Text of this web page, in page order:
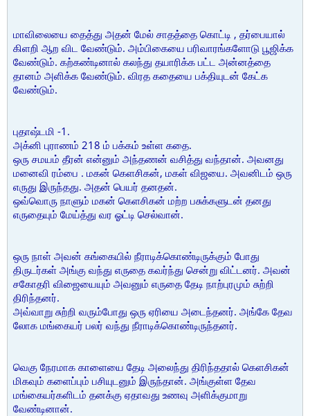
மாவிலையை தைத்து அதன் மேல் சாதத்தை கொட்டி , தர்பையால்
கிளறி ஆற விட வேண்டும். அம்பிகையை பரிவாரங்களோடு பூஜிக்க
வேண்டும். கற்கண்டினால் கலந்து தயாரிக்க பட்ட அன்னத்தை
தானம் அளிக்க வேண்டும். விரத கதையை பக்தியுடன் கேட்க
வேண்டும்.
புதாஷ்டமி -1.
அக்னி புராணம் 218 ம் பக்கம் உள்ள கதை.
ஒரு சமயம் தீரன் என்னும் அந்தணன் வசித்து வந்தான். அவனது
மனைவி ரம்பை . மகன் கெளசிகன், மகள் விஜயை. அவனிடம் ஒரு
எருது இருந்தது. அதன் பெயர் தனதன்.
ஒவ்வொரு நாளும் மகன் கெளசிகன் மற்ற பசுக்களுடன் தனது
எருதையும் மேய்த்து வர ஓட்டி செல்வான்.
ஒரு நாள் அவன் கங்கையில் நீராடிக்கொண்டிருக்கும் போது
திருடர்கள் அங்கு வந்து எருதை கவர்ந்து சென்று விட்டனர். அவன்
சகோதரி விஜையையும் அவனும் எருதை தேடி நாற்புரமும் சுற்றி
திரிந்தனர்.
அவ்வாறு சுற்றி வரும்போது ஒரு ஏரியை அடைந்தனர். அங்கே தேவ
லோக மங்கையர் பலர் வந்து நீராடிக்கொண்டிருந்தனர்.
வெகு நேரமாக காளையை தேடி அலைந்து திரிந்ததால் கெளசிகன்
மிகவும் களைப்பும் பசியுடனும் இருந்தான். அங்குள்ள தேவ
மங்கையர்களிடம் தனக்கு ஏதாவது உணவு அளிக்குமாறு
வேண்டினான்.